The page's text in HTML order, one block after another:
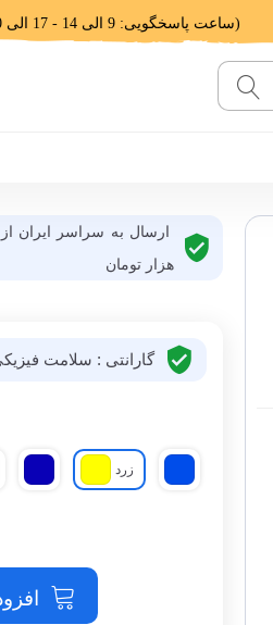
(ساعت پاسخگویی: 9 الی 14 - 17 الی 20)
هزار تومان
گارانتی : سلامت
زرد